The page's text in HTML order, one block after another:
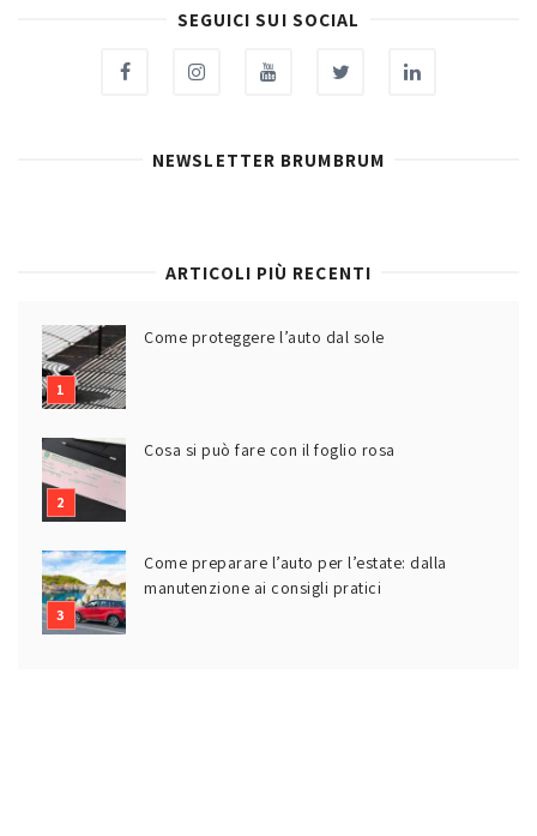
SEGUICI SUI SOCIAL
NEWSLETTER BRUMBRUM
ARTICOLI PIÙ RECENTI
Come proteggere l’auto dal sole
Cosa si può fare con il foglio rosa
Come preparare l’auto per l’estate: dalla
manutenzione ai consigli pratici